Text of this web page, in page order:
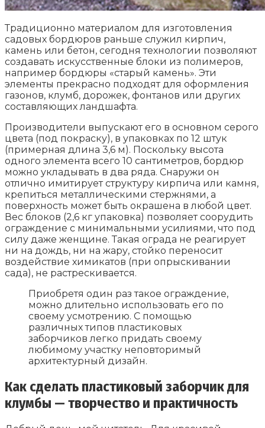
Традиционно материалом для изготовления
садовых бордюров раньше служил кирпич,
камень или бетон, сегодня технологии позволяют
создавать искусственные блоки из полимеров,
например бордюры «старый камень». Эти
элементы прекрасно подходят для оформления
газонов, клумб, дорожек, фонтанов или других
составляющих ландшафта.
Производители выпускают его в основном серого
цвета (под покраску), в упаковках по 12 штук
(примерная длина 3,6 м). Поскольку высота
одного элемента всего 10 сантиметров, бордюр
можно укладывать в два ряда. Снаружи он
отлично имитирует структуру кирпича или камня,
крепиться металлическими стержнями, а
поверхность может быть окрашена в любой цвет.
Вес блоков (2,6 кг упаковка) позволяет соорудить
ограждение с минимальными усилиями, что под
силу даже женщине. Такая ограда не реагирует
ни на дождь, ни на жару, стойко переносит
воздействие химикатов (при опрыскивании
сада), не растрескивается.
Приобретя один раз такое ограждение,
можно длительно использовать его по
своему усмотрению. С помощью
различных типов пластиковых
заборчиков легко придать своему
любимому участку неповторимый
архитектурный дизайн.
Как сделать пластиковый заборчик для
клумбы — творчество и практичность